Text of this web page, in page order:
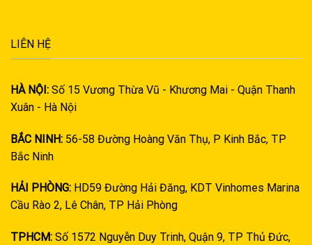
LIÊN HỆ
HÀ NỘI: Số 15 Vương Thừa Vũ - Khương Mai - Quận Thanh
Xuân - Hà Nội
BẮC NINH: 56-58 Đường Hoàng Văn Thụ, P Kinh Bắc, TP
Bắc Ninh
HẢI PHÒNG: HD59 Đường Hải Đăng, KDT Vinhomes Marina
Cầu Rào 2, Lê Chân, TP Hải Phòng
TPHCM: Số 1572 Nguyễn Duy Trinh, Quận 9, TP Thủ Đức,